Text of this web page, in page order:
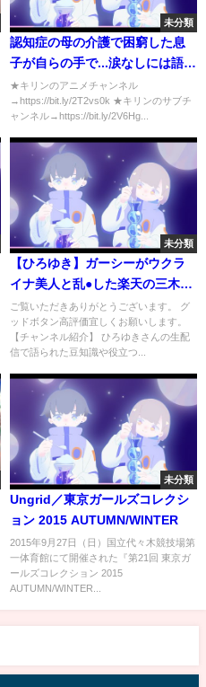
未分類
認知症の母の介護で困窮した息
子が自らの手で...涙なしには語れ
ない裁判記録３選
★キリンのアニメチャンネル
→https://bit.ly/2T2vs0k ★キリンのサブチ
ャンネル→https://bit.ly/2V6Hg...
未分類
【ひろゆき】ガーシーがウクラ
イナ美人と乱●した楽天の三木谷
会長を暴露した件について※ウ
クライナの美女を集めてパーテ
ィしたみたいだけど‥【ひろゆ
ご覧いただきありがとうございます。 グ
ッドボタン高評価宜しくお願いします。
【チャンネル紹介】 ひろゆきさんの生配
信で語られた豆知識や役立つ...
未分類
Ungrid／東京ガールズコレクシ
ョン 2015 AUTUMN/WINTER
2015年9月27日（日）国立代々木競技場第
一体育館にて開催された『第21回 東京ガ
ールズコレクション 2015
AUTUMN/WINTER...